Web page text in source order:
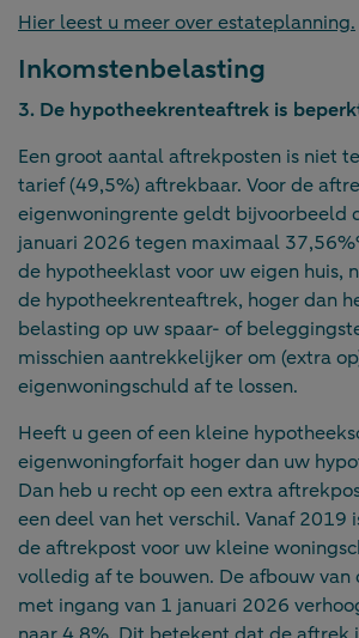
Hier leest u meer over estateplanning.
Inkomstenbelasting
3. De hypotheekrenteaftrek is
Een groot aantal aftrekposten is niet
tarief (49,5%) aftrekbaar. Voor de
eigenwoningrente geldt bijvoorbeeld
januari 2026 tegen maximaal
de hypotheeklast voor uw eigen huis,
de hypotheekrenteaftrek, hoger dan
belasting op uw spaar- of
misschien aantrekkelijker om (extra
eigenwoningschuld af te lossen.
Heeft u geen of een kleine
eigenwoningforfait hoger dan uw
Dan heb u recht op een extra
een deel van het verschil. Vanaf 2019
de aftrekpost voor uw kleine
volledig af te bouwen. De afbouw
met ingang van 1 januari 2026